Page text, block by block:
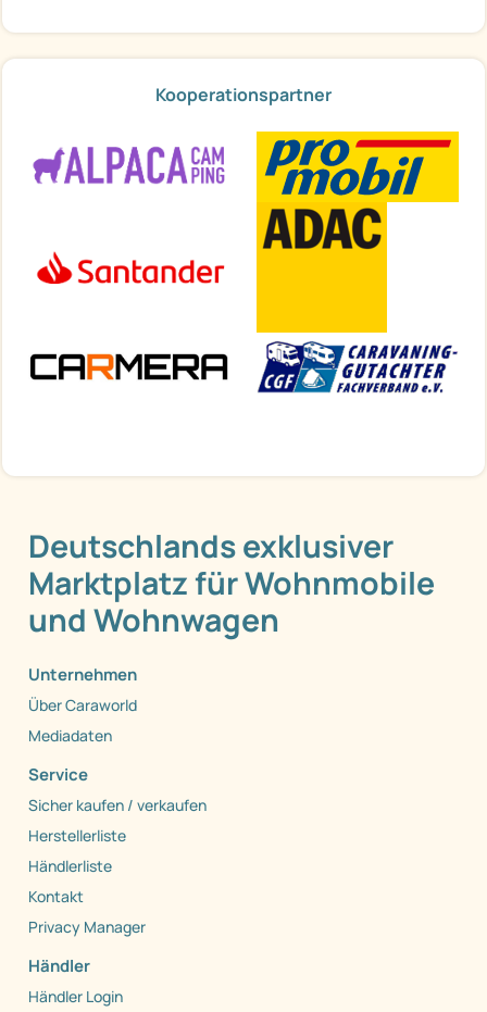
Kooperationspartner
Deutschlands exklusiver
Marktplatz für Wohnmobile
und Wohnwagen
Unternehmen
Über Caraworld
Mediadaten
Service
Sicher kaufen / verkaufen
Herstellerliste
Händlerliste
Kontakt
Privacy Manager
Händler
Händler Login